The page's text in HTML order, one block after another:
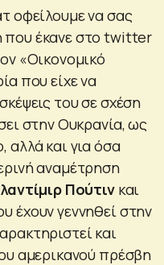
οφείλουμε να σας
που έκανε στο twitter
«Οικονομικό
που είχε να
του σε σχέση
στην Ουκρανία, ως
και για όσα
αναμέτρηση
Πούτιν και
έχουν γεννηθεί στην
και
αμερικανού πρέσβη